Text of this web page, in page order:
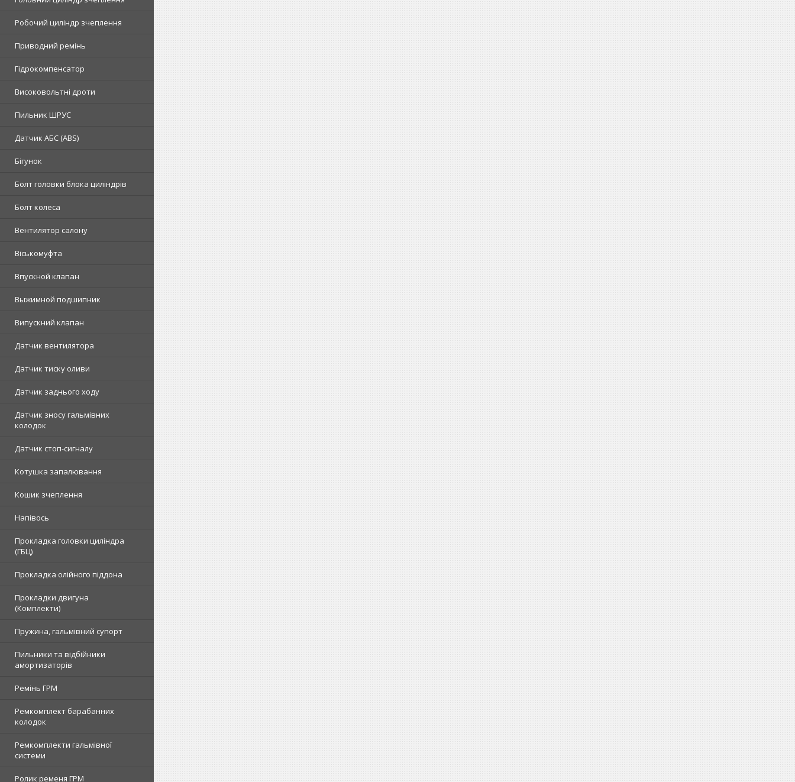
Робочий циліндр зчеплення
Приводний ремінь
Гідрокомпенсатор
Високовольтні дроти
Пильник ШРУС
Датчик АБС (ABS)
Бігунок
Болт головки блока циліндрів
Болт колеса
Вентилятор салону
Віськомуфта
Впускной клапан
Выжимной подшипник
Випускний клапан
Датчик вентилятора
Датчик тиску оливи
Датчик заднього ходу
Датчик зносу гальмівних
колодок
Датчик стоп-сигналу
Котушка запалювання
Кошик зчеплення
Напівось
Прокладка головки циліндра
(ГБЦ)
Прокладка олійного піддона
Прокладки двигуна
(Комплекти)
Пружина, гальмівний супорт
Пильники та відбійники
амортизаторів
Ремінь ГРМ
Ремкомплект барабанних
колодок
Ремкомплекти гальмівної
системи
Ролик ременя ГРМ